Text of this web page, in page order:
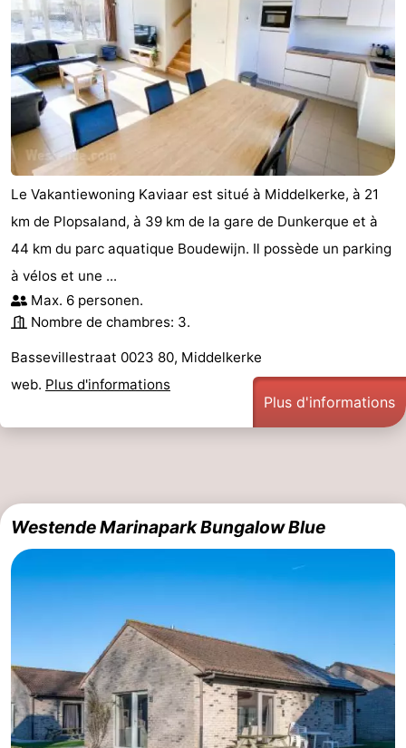
Le Vakantiewoning Kaviaar est situé à Middelkerke, à 21
km de Plopsaland, à 39 km de la gare de Dunkerque et à
44 km du parc aquatique Boudewijn. Il possède un parking
à vélos et une ...
Max. 6 personen.
Nombre de chambres: 3.
Bassevillestraat 0023 80, Middelkerke
web. Plus d'informations
Plus d'informations
Westende Marinapark Bungalow Blue